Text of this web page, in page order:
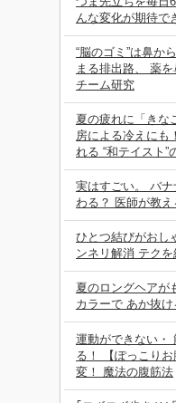
んな変化が期待で
“脳のゴミ”は鼻
まる排出路、 薬
チーム研究
夏の疲れに「きな
房による冷えにも
れる “和テイスト”
実はすごい。 バ
わる？ 医師が教
ひとつ結びがおし
ンネリ解消 テクを
夏のロングヘアが
カラーで あか抜
運動ができない・
る！ 【ぽっこり
変！ 魔法の腹筋法